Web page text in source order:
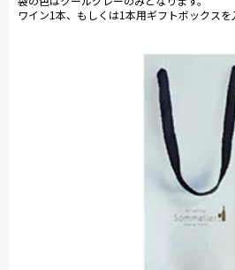
ワイン1本、もしくは1本用ギフトボックスを